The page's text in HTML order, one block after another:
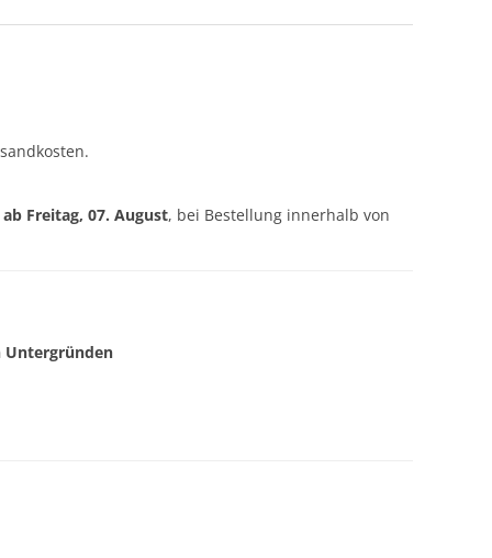
Freitag, 07. August, bei Bestellung innerhalb von
Untergründen